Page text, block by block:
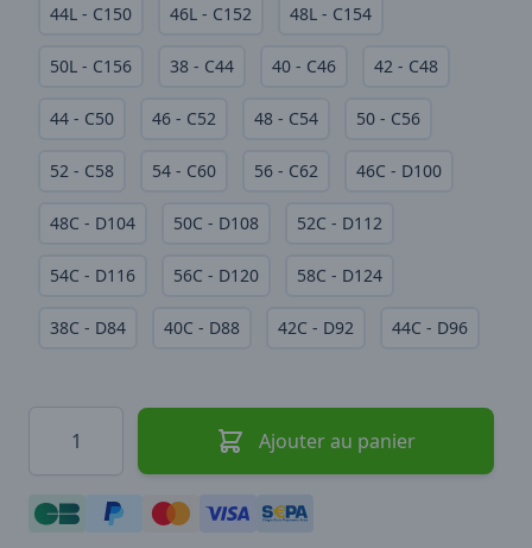
44L - C150 46L - C152 48L - C154
50L - C156 38 - C44 40 - C46 42 - C48
44 - C50 46 - C52 48 - C54 50 - C56
52 - C58 54 - C60 56 - C62 46C - D100
48C - D104 50C - D108 52C - D112
54C - D116 56C - D120 58C - D124
38C - D84 40C - D88 42C - D92 44C - D96
Ajouter au panier